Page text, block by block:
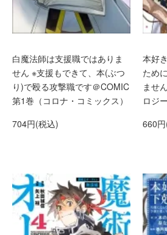
白魔法師は支援職ではありま
せん ※支援もできて、本(ぶつ
り)で殴る攻撃職です＠COMIC
第1巻（コロナ・コミックス）
704円(税込)
本好
ため
ませ
ロジ
660